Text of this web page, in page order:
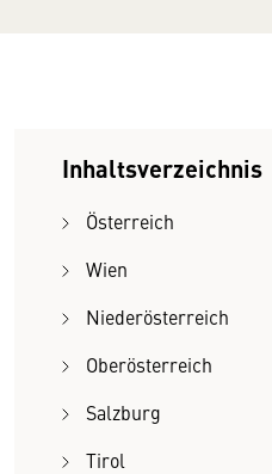
Inhaltsverzeichnis
Österreich
Wien
Niederösterreich
Oberösterreich
Salzburg
Tirol